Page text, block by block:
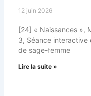
12 juin 2026
[24] « Naissances »,
3, Séance interactive
de sage-femme
Lire la suite »